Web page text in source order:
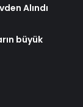
Alındı
büyük